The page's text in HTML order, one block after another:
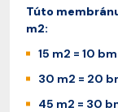
Túto
m2:
15 m2 = 10
30 m2 = 20
45 m2 = 30